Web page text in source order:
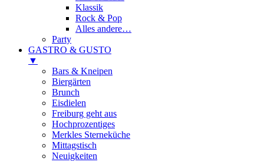
Klassik
Rock & Pop
Alles andere…
Party
GASTRO & GUSTO
▼
Bars & Kneipen
Biergärten
Brunch
Eisdielen
Freiburg geht aus
Hochprozentiges
Merkles Sterneküche
Mittagstisch
Neuigkeiten